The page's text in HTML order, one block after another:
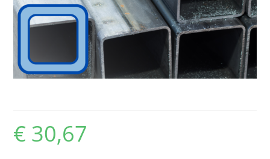
€ 30,67